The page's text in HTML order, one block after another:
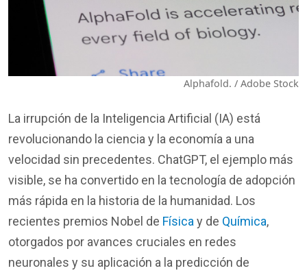
Alphafold. / Adobe Stock
La irrupción de la Inteligencia Artificial (IA) está
revolucionando la ciencia y la economía a una
velocidad sin precedentes. ChatGPT, el ejemplo más
visible, se ha convertido en la tecnología de adopción
más rápida en la historia de la humanidad. Los
recientes premios Nobel de Física y de Química,
otorgados por avances cruciales en redes
neuronales y su aplicación a la predicción de